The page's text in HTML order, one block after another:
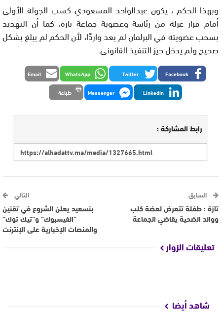
وبهذا الحكم ، يكون عبدالواحد المسعودي كسب الجولة الأولى
أمام قرار عزله من رئاسة وعضوية جماعة تازة، كما أن التهديد
بسحب عضويته في البرلمان لم يعد واردًا، لأن الحكم لم يبلغ بشكل
صحيح ولم يدخل حيز التنفيذ القانوني.
Facebook
Twitter
WhatsApp
Email
LinkedIn
Messenger طباعة
رابط المشاركة :
السابق
تازة : طفلة تتعرض لعضة كلب
ووالد الضحية يقاضي الجماعة
التالي
بنسعيد يعلن الشروع في تقنين
“الفيسبوك” و”تيك توك”
والمنصات الإخبارية على الإنترنت
تعليقات الزوار
شاهد أيضا